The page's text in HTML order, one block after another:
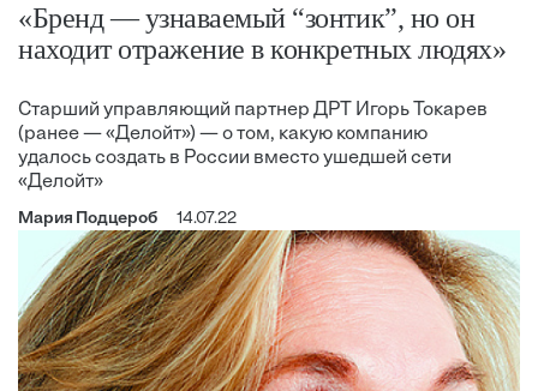
«Бренд — узнаваемый “зонтик”, но он
находит отражение в конкретных людях»
Старший управляющий партнер ДРТ Игорь Токарев
(ранее — «Делойт») — о том, какую компанию
удалось создать в России вместо ушедшей сети
«Делойт»
Мария Подцероб 14.07.22